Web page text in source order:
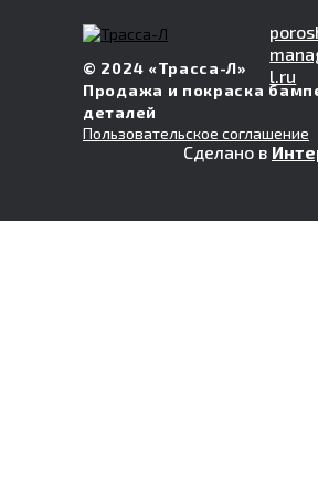
l.ru
Сделано в
© 2024 «Трасса-Л»
Продажа и покраска
деталей
Пользовательское соглашение